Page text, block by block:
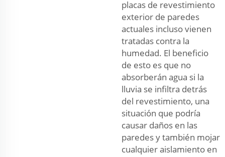
placas de revestimiento
exterior de paredes
actuales incluso vienen
tratadas contra la
humedad. El beneficio
de esto es que no
absorberán agua si la
lluvia se infiltra detrás
del revestimiento, una
situación que podría
causar daños en las
paredes y también mojar
cualquier aislamiento en